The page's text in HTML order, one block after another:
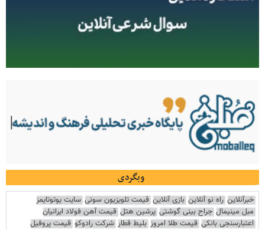
وبگردی
خبرآنلاین راه نو آنلاین بازی آنلاین قیمت تلویزیون سونی سایت یوتوتایمز
مبل مینیمال جراح بینی گوشتی پرشین هتل قیمت آهن فولاد ایرانیان
اعتبارسنجی بانکی قیمت طلا امروز بلیط قطار شرکت رادوکو قیمت پروفیل